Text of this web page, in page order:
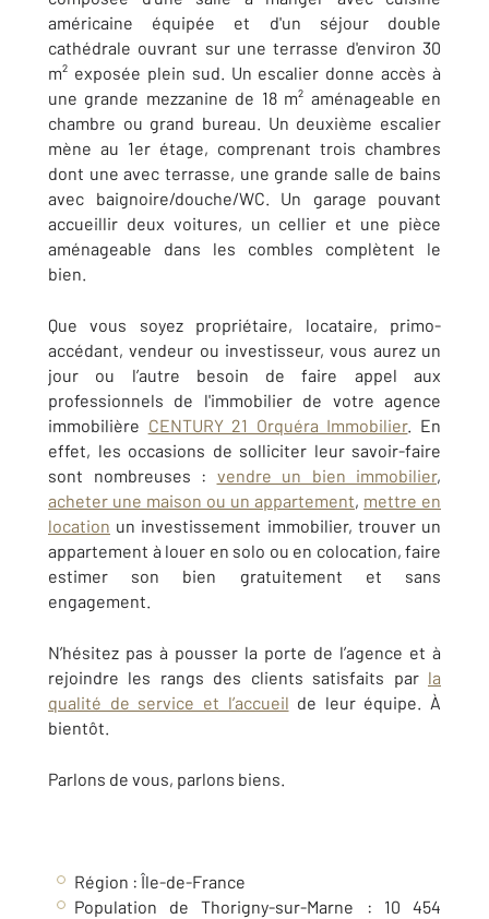
américaine équipée et d'un séjour double
cathédrale ouvrant sur une terrasse d'environ 30
m² exposée plein sud. Un escalier donne accès à
une grande mezzanine de 18 m² aménageable en
chambre ou grand bureau. Un deuxième escalier
mène au 1er étage, comprenant trois chambres
dont une avec terrasse, une grande salle de bains
avec baignoire/douche/WC. Un garage pouvant
accueillir deux voitures, un cellier et une pièce
aménageable dans les combles complètent le
bien.
Que vous soyez propriétaire, locataire, primo-
accédant, vendeur ou investisseur, vous aurez un
jour ou l’autre besoin de faire appel aux
professionnels de l'immobilier de votre agence
immobilière CENTURY 21 Orquéra Immobilier. En
effet, les occasions de solliciter leur savoir-faire
sont nombreuses : vendre un bien immobilier,
acheter une maison ou un appartement, mettre en
location un investissement immobilier, trouver un
appartement à louer en solo ou en colocation, faire
estimer son bien gratuitement et sans
engagement.
N’hésitez pas à pousser la porte de l’agence et à
rejoindre les rangs des clients satisfaits par la
qualité de service et l’accueil de leur équipe. À
bientôt.
Parlons de vous, parlons biens.
Région : Île-de-France
Population de Thorigny-sur-Marne : 10 454